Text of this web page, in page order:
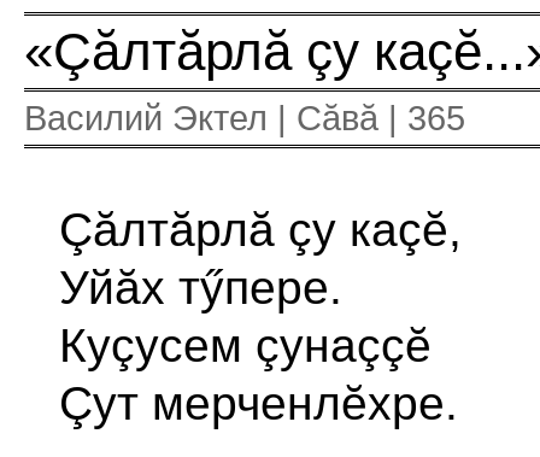
«Çăлтăрлă çу
Василий Эктел | Сăвă | 365
Çăлтăрлă çу каçĕ,
Уйăх тӳпере.
Куçусем çунаççĕ
Çут мерченлĕхре.